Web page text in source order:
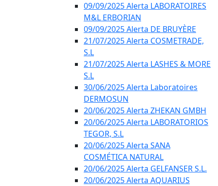
09/09/2025 Alerta LABORATOIRES
M&L ERBORIAN
09/09/2025 Alerta DE BRUYÈRE
21/07/2025 Alerta COSMETRADE,
S.L
21/07/2025 Alerta LASHES & MORE
S.L
30/06/2025 Alerta Laboratoires
DERMOSUN
20/06/2025 Alerta ZHEKAN GMBH
20/06/2025 Alerta LABORATORIOS
TEGOR, S.L
20/06/2025 Alerta SANA
COSMÉTICA NATURAL
20/06/2025 Alerta GELFANSER S.L.
20/06/2025 Alerta AQUARIUS